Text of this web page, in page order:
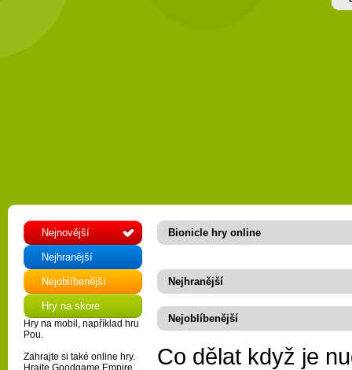
Nejnovější
Nejhranější
Nejoblíbenější
Hry na skore
Hry na mobil , například hru
Pou.
Zahrajte si také online hry.
Hrajte Goodgame Empire,
Bionicle hry online
Nejhranější
Nejoblíbenější
Co dělat když je